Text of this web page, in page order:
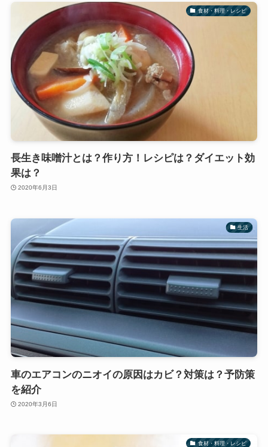
食材・料理・レシピ
長生き味噌汁とは？作り方！レシピは？ダイエット効
果は？
2020年6月3日
生活
車のエアコンのニオイの原因はカビ？対策は？予防策
を紹介
2020年3月6日
食材・料理・レシピ